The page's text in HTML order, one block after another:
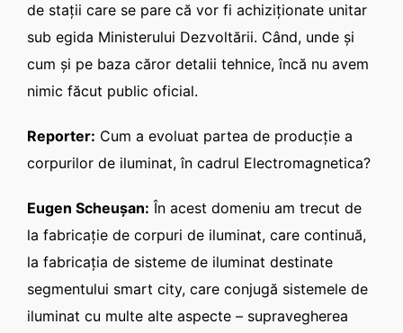
de staţii care se pare că vor fi achiziţionate unitar
sub egida Ministerului Dezvoltării. Când, unde şi
cum şi pe baza căror detalii tehnice, încă nu avem
nimic făcut public oficial.
Reporter: Cum a evoluat partea de producţie a
corpurilor de iluminat, în cadrul Electromagnetica?
Eugen Scheuşan: În acest domeniu am trecut de
la fabricaţie de corpuri de iluminat, care continuă,
la fabricaţia de sisteme de iluminat destinate
segmentului smart city, care conjugă sistemele de
iluminat cu multe alte aspecte – supravegherea